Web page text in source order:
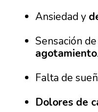
Ansiedad y
Sensación
agotamiento.
Falta de
Dolores de